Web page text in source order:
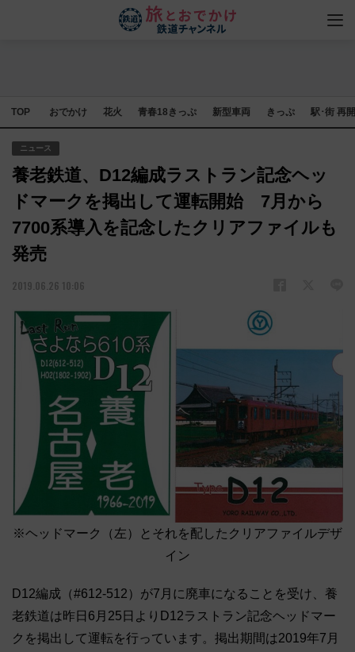
TOP おでかけ 花火 青春18きっぷ 新型車両 きっぷ 駅･街 再
ニュース
養老鉄道、D12編成ラストラン記念ヘッ
ドマークを掲出して運転開始 7月から
7700系導入を記念したクリアファイルも
発売
2019.06.26 10:06
※ヘッドマーク（左）とそれを配したクリアファイルデザ
イン
D12編成（#612-512）が7月に廃車になることを受け、養
老鉄道は昨日6月25日よりD12ラストラン記念ヘッドマー
クを掲出して運転を行っています。掲出期間は2019年7月